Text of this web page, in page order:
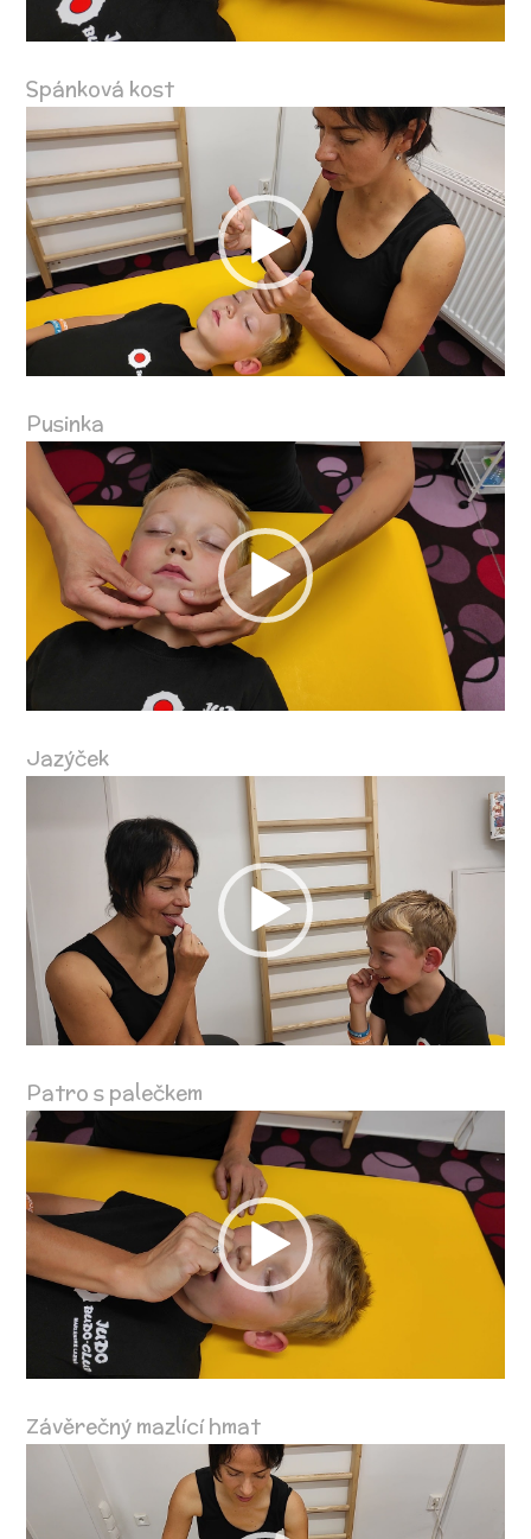
Spánková kost
Video
přehrávač
Pusinka
Video
přehrávač
Jazýček
přehrávač
Patro s palečkem
Video
Závěrečný mazlící hmat
přehrávač